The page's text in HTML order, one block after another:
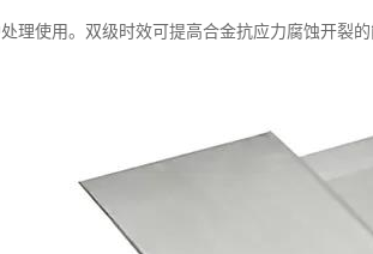
理使用。双级时效可提高合金抗应力腐蚀开裂